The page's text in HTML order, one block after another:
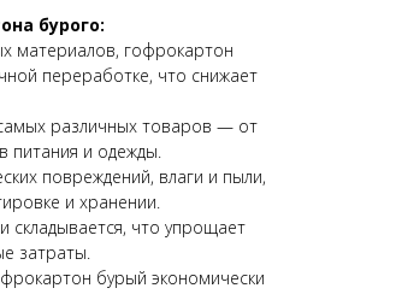
бурого:
материалов, гофрокартон
переработке, что снижает
различных товаров — от
питания и одежды.
повреждений, влаги и пыли,
и хранении.
складывается, что упрощает
затраты.
бурый экономически